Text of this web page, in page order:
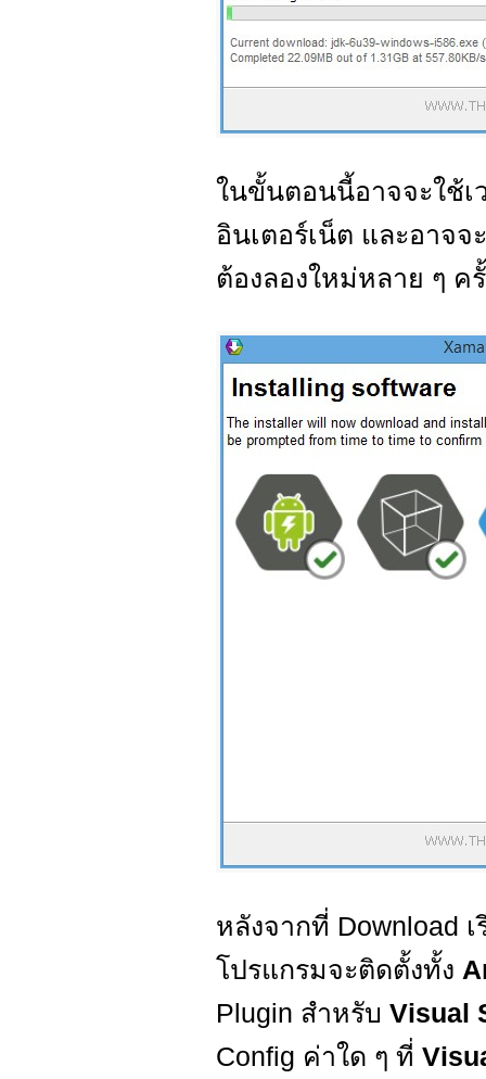
ในขั้นตอนนี้อาจจะใช้เ
อินเตอร์เน็ต และอาจ
ต้องลองใหม่หลาย ๆ ค
หลังจากที่ Download
โปรแกรมจะติดตั้งทั้ง
Plugin สำหรับ Visual
Config ค่าใด ๆ ที่